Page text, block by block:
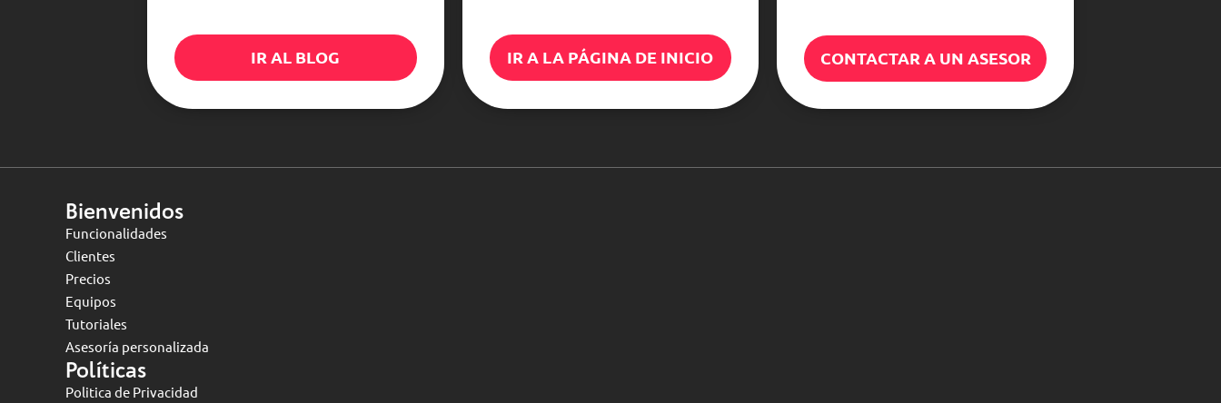
IR AL BLOG IR A LA PÁGINA DE INICIO CONTACTAR A UN ASESOR
Bienvenidos
Funcionalidades
Clientes
Precios
Equipos
Tutoriales
Asesoría personalizada
Políticas
Politica de Privacidad